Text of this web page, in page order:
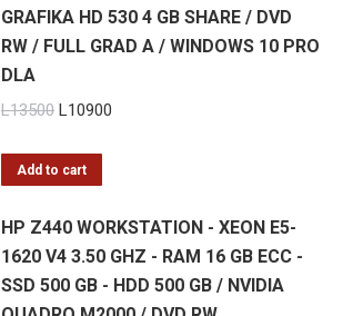
GRAFIKA HD 530 4 GB SHARE / DVD
RW / FULL GRAD A / WINDOWS 10 PRO
DLA
L13500 Original
was:
L 10900
Add to cart
HP Z440 WORKSTATION - XEON E5-
1620 V4 3.50 GHZ - RAM 16 GB ECC -
SSD 500 GB - HDD 500 GB / NVIDIA